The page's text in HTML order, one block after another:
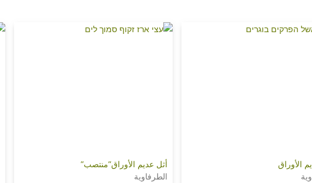
الأوراق
أثل عديم الأوراق”منتصب”
الطرفاوية